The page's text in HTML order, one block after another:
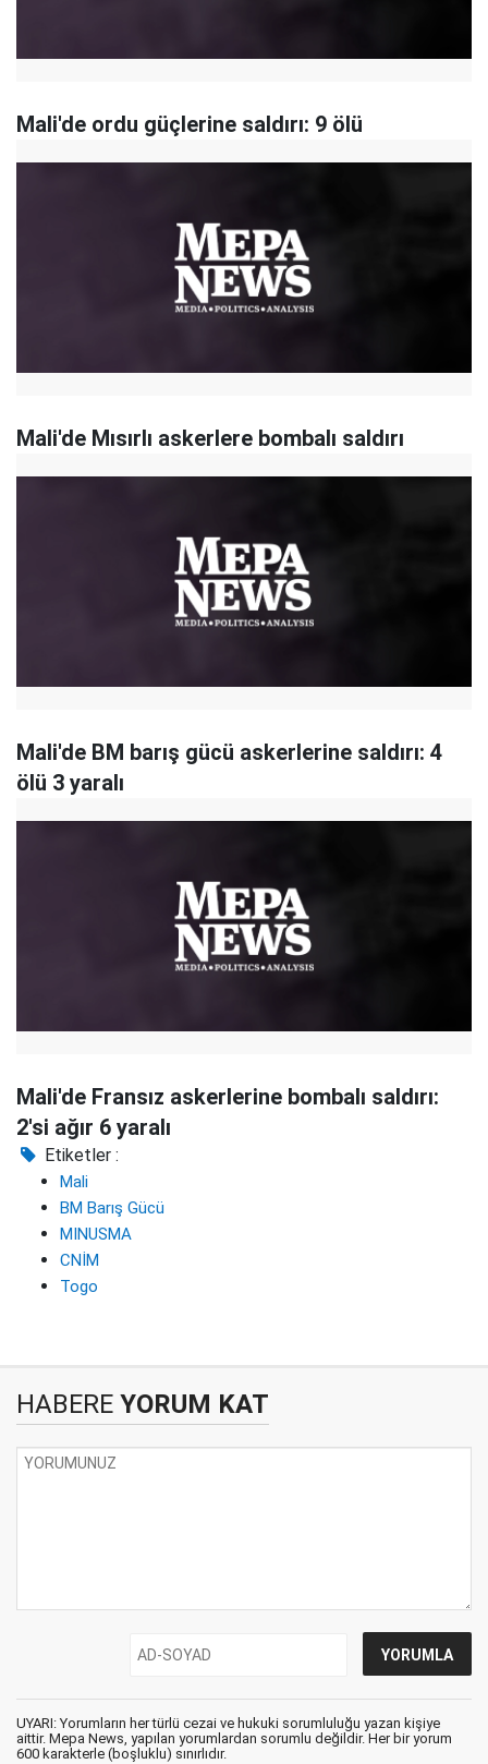
Mali'de ordu güçlerine saldırı: 9 ölü
Mali'de Mısırlı askerlere bombalı saldırı
Mali'de BM barış gücü askerlerine saldırı: 4
ölü 3 yaralı
Mali'de Fransız askerlerine bombalı saldırı:
2'si ağır 6 yaralı
Etiketler :
Mali
BM Barış Gücü
MINUSMA
CNİM
Togo
HABERE YORUM KAT
UYARI: Yorumların her türlü cezai ve hukuki sorumluluğu yazan kişiye
aittir. Mepa News, yapılan yorumlardan sorumlu değildir. Her bir yorum
600 karakterle (boşluklu) sınırlıdır.